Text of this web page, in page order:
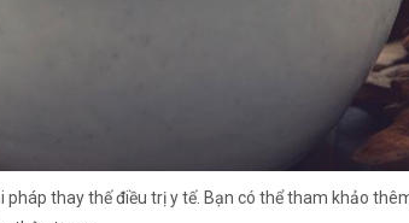
thay thế điều trị y tế. Bạn có thể tham khảo